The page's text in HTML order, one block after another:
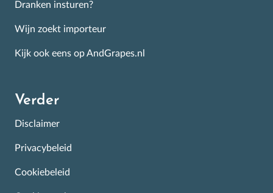
Dranken insturen?
Wijn zoekt importeur
Kijk ook eens op AndGrapes.nl
Verder
Disclaimer
Privacybeleid
Cookiebeleid